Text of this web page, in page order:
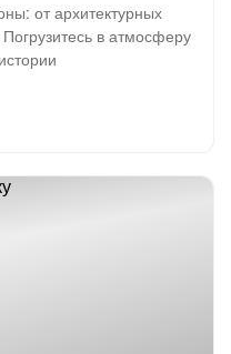
от архитектурных
в атмосферу